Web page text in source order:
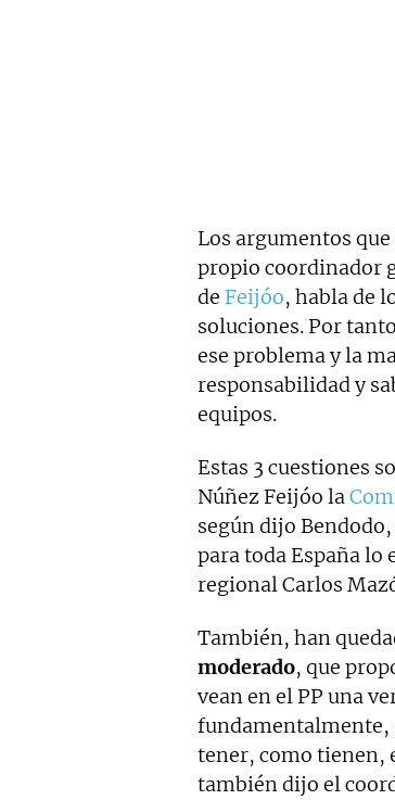
Los argumentos
propio coordinador
de Feijóo, habla de
soluciones. Por
ese problema y la
responsabilidad y
equipos.
Estas 3 cuestiones
Núñez Feijóo la
según dijo
para toda España
regional Carlos
También, han
moderado, que
vean en el PP una
fundamentalmente,
tener, como tienen,
también dijo el